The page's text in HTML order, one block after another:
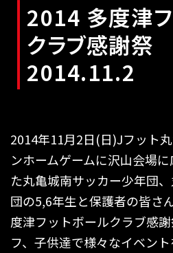
2014 多度津フ
クラブ感謝祭
2014.11.2
2014年11月2日(日)Jフット
ンホームゲームに沢山会場
た丸亀城南サッカー少年団
団の5,6年生と保護者の皆さ
度津フットボールクラブ感
フ、子供達で様々なイベン